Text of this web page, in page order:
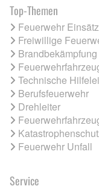
Top-Themen
Feuerwehr
Freiwillige
Brandbekämpfung
Technische
Berufsfeuerwehr
Drehleiter
Feuerwehr Unfall
Service